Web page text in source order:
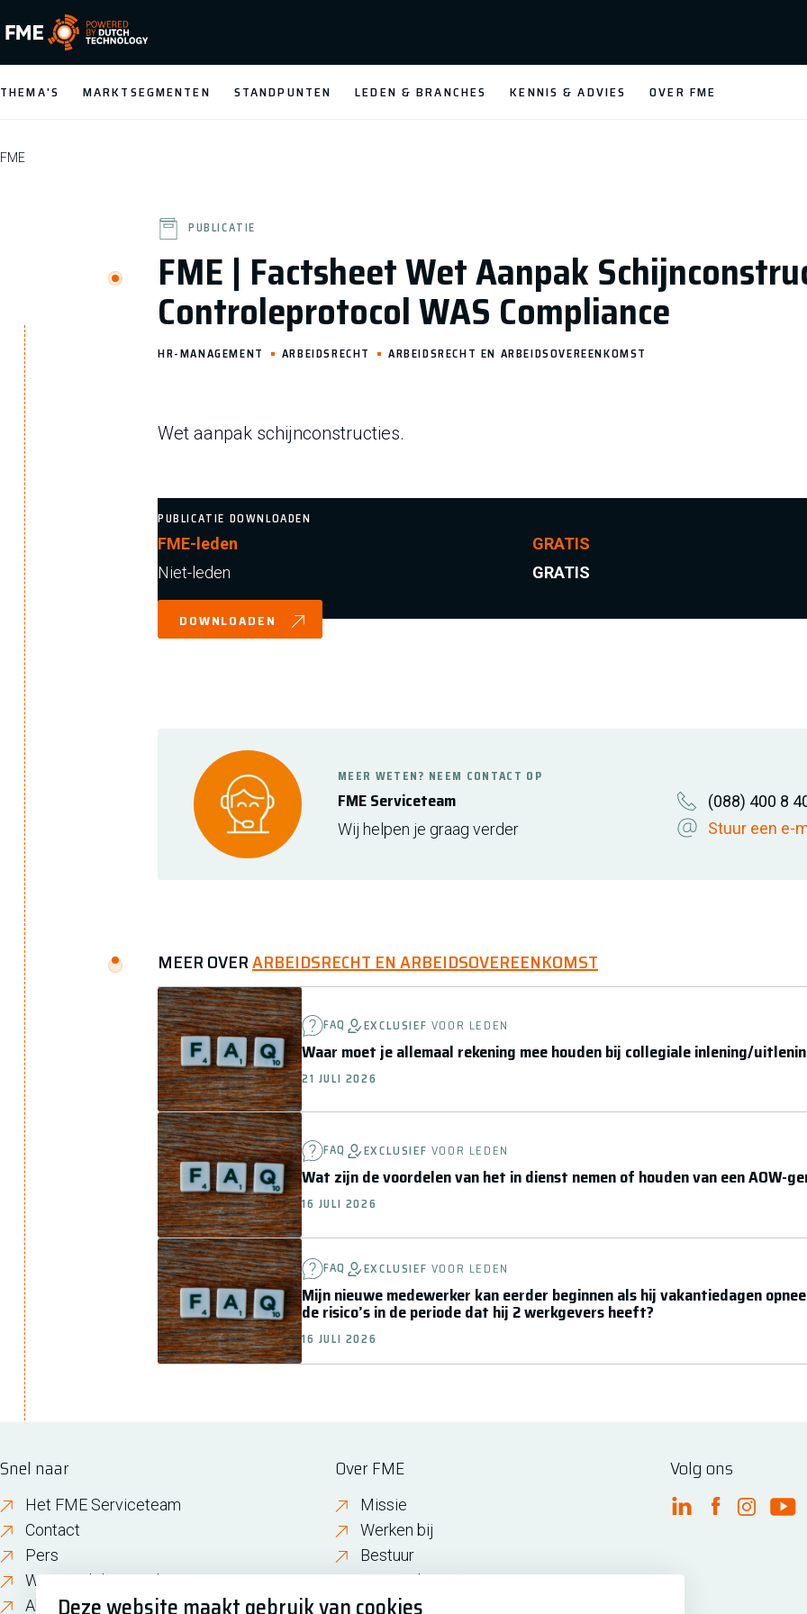
FME Logo, to the homepage
THEMA'S MARKTSEGMENTEN STANDPUNTEN LEDEN & BRANCHES KENNIS & ADVIES OVER FME
FME
FME | Factsheet Wet Aanpak
Controleprotocol WAS Compliance
PUBLICATIE
HR-MANAGEMENT ARBEIDSRECHT ARBEIDSRECHT EN ARBEIDSOVEREENKOMST
Wet aanpak schijnconstructies.
PUBLICATIE DOWNLOADEN
FME-leden
GRATIS
Niet-leden
GRATIS
DOWNLOADEN
FME Serviceteam
MEER WETEN? NEEM CONTACT OP
Wij helpen je graag verder
(088) 400 8
Stuur een e-
MEER OVERARBEIDSRECHT EN ARBEIDSOVEREENKOMST
FAQ EXCLUSIEF VOOR LEDEN
Waar moet je allemaal rekening mee houden bij collegiale inlening/
21 JULI 2026
FAQ EXCLUSIEF VOOR LEDEN
Wat zijn de voordelen van het in dienst nemen of houden van een AOW-
16 JULI 2026
FAQ EXCLUSIEF VOOR LEDEN
Mijn nieuwe medewerker kan eerder beginnen als hij vakantiedagen
de risico’s in de periode dat hij 2 werkgevers heeft?
16 JULI 2026
Snel naar
Het FME Serviceteam
Contact
Pers
Wijzigen lidmaatschap
About FME
Over FME
Missie
Werken bij
Bestuur
FME in de regio
Geschiedenis
Volg ons
FME Linkedin
FMEFME